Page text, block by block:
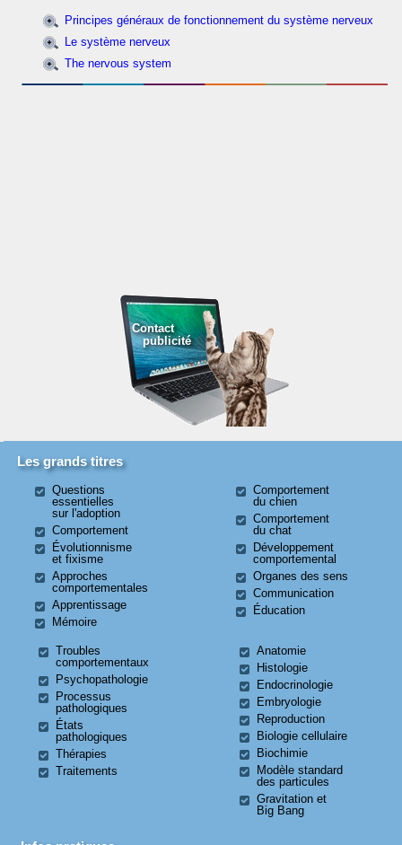
Principes généraux de fonctionnement du système nerveux
Le système nerveux
The nervous system
Contact
publicité
Les grands titres
Questions
essentielles
sur l'adoption
Comportement
Évolutionnisme
et fixisme
Approches
comportementales
Apprentissage
Mémoire
Comportement
du chien
Comportement
du chat
Développement
comportemental
Organes des sens
Communication
Éducation
Troubles
comportementaux
Psychopathologie
Processus
pathologiques
États
pathologiques
Thérapies
Traitements
Anatomie
Histologie
Endocrinologie
Embryologie
Reproduction
Biologie cellulaire
Biochimie
Modèle standard
des particules
Gravitation et
Big Bang